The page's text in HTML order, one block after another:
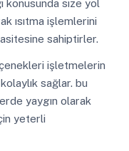
konusunda size yol
ısıtma işlemlerini
sahiptirler.
işletmelerin
sağlar. bu
yaygın olarak
yeterli